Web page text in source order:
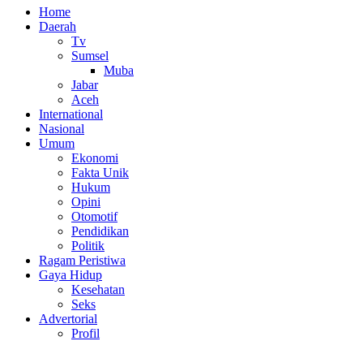
Home
Daerah
Tv
Sumsel
Muba
Jabar
Aceh
International
Nasional
Umum
Ekonomi
Fakta Unik
Hukum
Opini
Otomotif
Pendidikan
Politik
Ragam Peristiwa
Gaya Hidup
Kesehatan
Seks
Advertorial
Profil